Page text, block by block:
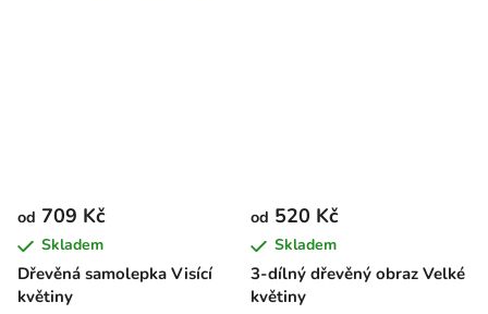
Dřevěná samolepka Visící
květiny
od 709 Kč
Skladem
3-dílný dřevěný obraz Velké
květiny
od 520 Kč
Skladem